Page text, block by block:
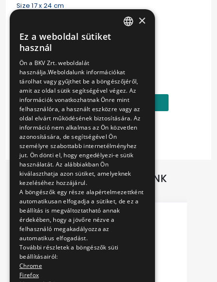
Size 17 x 24 cm
Paperback
Ár:
3000 Ft
Kosárba
TOVÁBBI AJÁNLATAINK
×
Ez a weboldal sütiket
használ
Ön a BKV Zrt. weboldalát
használja.Weboldalunk információkat
tárolhat vagy gyűjthet be a böngészőjéről,
amit az oldal sütik segítségével végez. Az
információk vonatkozhatnak Önre mint
felhasználóra, a használt eszközre vagy az
oldal elvárt működésének biztosítására. Az
információ nem alkalmas az Ön közvetlen
azonosítására, de segítségével Ön
személyre szabottabb internetélményhez
jut. Ön dönti el, hogy engedélyezi-e sütik
használatát. Az alábbiakban Ön
kiválaszthatja azon sütiket, amelyeknek
kezeléséhez hozzájárul.
A böngészők egy része alapértelmezettként
automatikusan elfogadja a sütiket, de ez a
beállítás is megváltoztatható annak
érdekében, hogy a jövőre nézve a
felhasználó megakadályozza az
automatikus elfogadást.
További részletek a böngészők süti
beállításairól:
Chrome
Firefox